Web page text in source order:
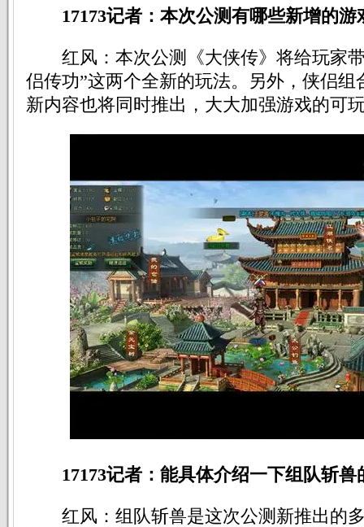
17173记者：本次公测有哪些新增的游
红风：本次公测《大侠传》将给玩家带
侣传功”这两个全新的玩法。另外，侠侣组
新内容也将同时推出，大大加强游戏的可
17173记者：能具体介绍一下组队斩
红风：组队斩兽是这次公测新推出的多